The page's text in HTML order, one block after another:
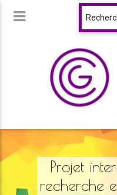
Projet
recherche